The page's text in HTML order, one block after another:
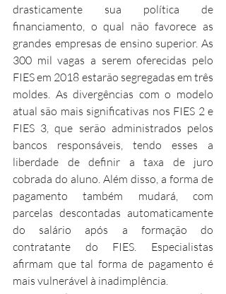
drasticamente sua política de
financiamento, o qual não favorece as
grandes empresas de ensino superior. As
300 mil vagas a serem oferecidas pelo
FIES em 2018 estarão segregadas em três
moldes. As divergências com o modelo
atual são mais significativas nos FIES 2 e
FIES 3, que serão administrados pelos
bancos responsáveis, tendo esses a
liberdade de definir a taxa de juro
cobrada do aluno. Além disso, a forma de
pagamento também mudará, com
parcelas descontadas automaticamente
do salário após a formação do
contratante do FIES. Especialistas
afirmam que tal forma de pagamento é
mais vulnerável à inadimplência.